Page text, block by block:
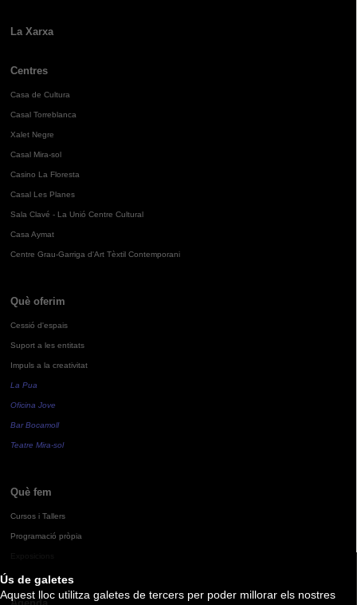
Ús de galetes
Aquest lloc utilitza galetes de tercers per poder millorar els nostres
La Xarxa
Centres
Casa de Cultura
Casal Torreblanca
Xalet Negre
Casal Mira-sol
Casino La Floresta
Casal Les Planes
Sala Clavé - La Unió Centre Cultural
Casa Aymat
Centre Grau-Garriga d'Art Tèxtil Contemporani
Què oferim
Cessió d'espais
Suport a les entitats
Impuls a la creativitat
La Pua
Oficina Jove
Bar Bocamoll
Teatre Mira-sol
Què fem
Cursos i Tallers
Programació pròpia